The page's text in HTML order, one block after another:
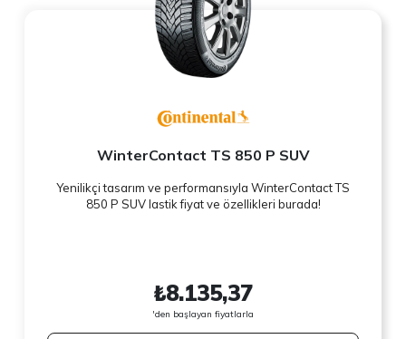
WinterContact TS 850 P SUV
Yenilikçi tasarım ve performansıyla WinterContact TS
850 P SUV lastik fiyat ve özellikleri burada!
₺8.135,37
'den başlayan fiyatlarla